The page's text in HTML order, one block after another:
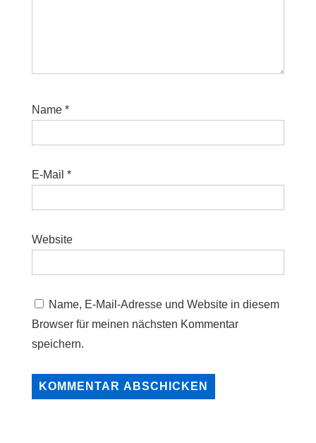
Name *
E-Mail *
Website
Name, E-Mail-Adresse und Website in diesem
Browser für meinen nächsten Kommentar
speichern.